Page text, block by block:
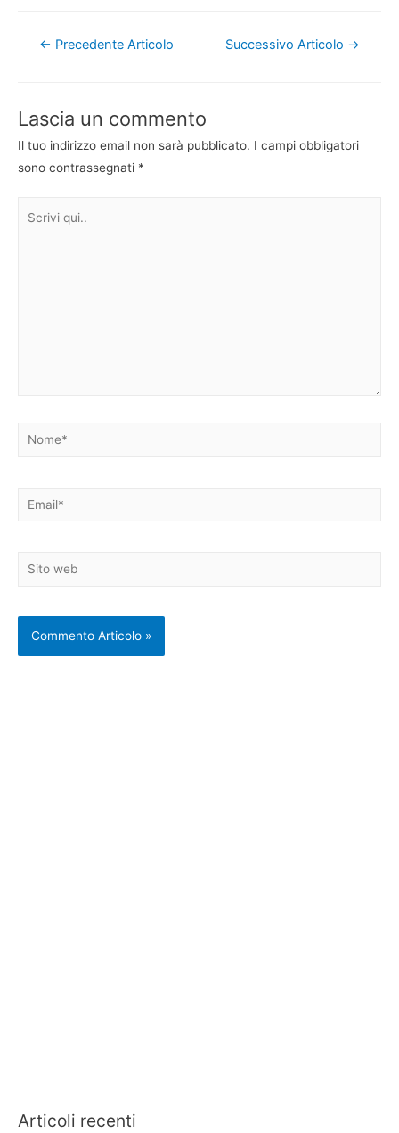
Navigazione
← Precedente Articolo Successivo Articolo →
Lascia un commento
Il tuo indirizzo email non sarà pubblicato. I campi obbligatori
sono contrassegnati *
Nome*
Email*
Sito
Articoli recenti